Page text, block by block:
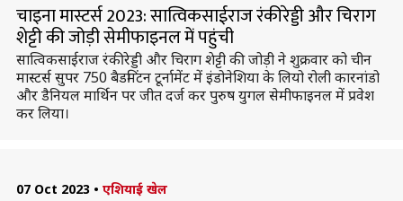
चाइना मास्टर्स 2023: सात्विकसाईराज रंकीरेड्डी और चिराग
शेट्टी की जोड़ी सेमीफाइनल में पहुंची
सात्विकसाईराज रंकीरेड्डी और चिराग शेट्टी की जोड़ी ने शुक्रवार को चीन
मास्टर्स सुपर 750 बैडमिंटन टूर्नामेंट में इंडोनेशिया के लियो रोली कारनांडो
और डैनियल मार्थिन पर जीत दर्ज कर पुरुष युगल सेमीफाइनल में प्रवेश
कर लिया।
07 Oct 2023 • एशियाई खेल